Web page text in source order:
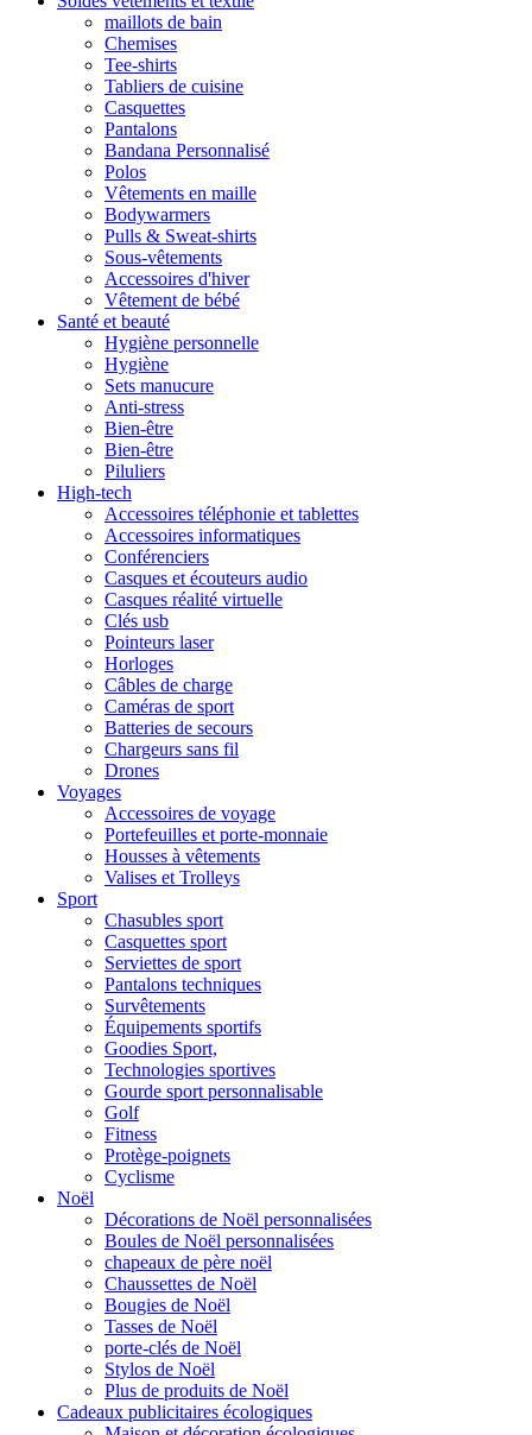
maillots de bain
Chemises
Tee-shirts
Tabliers de cuisine
Casquettes
Pantalons
Bandana Personnalisé
Polos
Vêtements en maille
Bodywarmers
Pulls & Sweat-shirts
Sous-vêtements
Accessoires d'hiver
Vêtement de bébé
Santé et beauté
Hygiène personnelle
Hygiène
Sets manucure
Anti-stress
Bien-être
Bien-être
Piluliers
High-tech
Accessoires téléphonie et tablettes
Accessoires informatiques
Conférenciers
Casques et écouteurs audio
Casques réalité virtuelle
Clés usb
Pointeurs laser
Horloges
Câbles de charge
Caméras de sport
Batteries de secours
Chargeurs sans fil
Drones
Voyages
Accessoires de voyage
Portefeuilles et porte-monnaie
Housses à vêtements
Valises et Trolleys
Sport
Chasubles sport
Casquettes sport
Serviettes de sport
Pantalons techniques
Survêtements
Équipements sportifs
Goodies Sport,
Technologies sportives
Gourde sport personnalisable
Golf
Fitness
Protège-poignets
Cyclisme
Noël
Décorations de Noël personnalisées
Boules de Noël personnalisées
chapeaux de père noël
Chaussettes de Noël
Bougies de Noël
Tasses de Noël
porte-clés de Noël
Stylos de Noël
Plus de produits de Noël
Cadeaux publicitaires écologiques